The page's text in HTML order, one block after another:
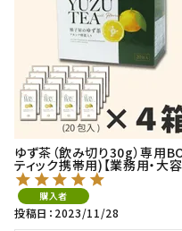
ゆず茶（飲み切り30g）専用
ティック携帯用)【業務用・大容
購入者
投稿日 2023/11/28